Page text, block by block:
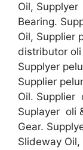
Oil,
Bearing.
Oil, Supplier
distributor
Supplyer
Supplier
Oil. Supplier
Suplayer oli
Gear.
Slideway